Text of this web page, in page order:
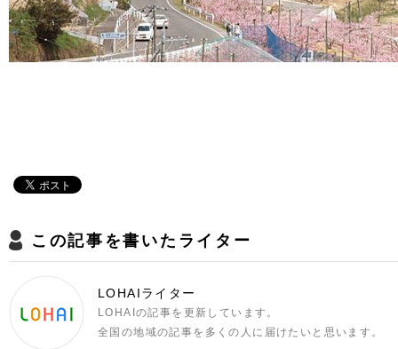
この記事を書いたライター
LOHAIライター
LOHAIの記事を更新しています。
全国の地域の記事を多くの人に届けたいと思います。